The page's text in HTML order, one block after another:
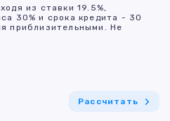
из ставки 19.5%,
30% и срока кредита - 30
приблизительными. Не
Рассчитать